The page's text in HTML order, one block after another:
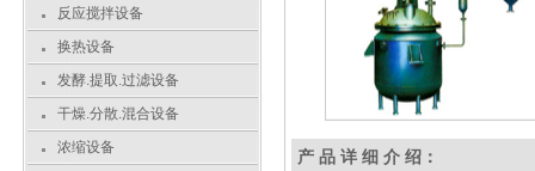
反应搅拌设备
换热设备
发酵.提取.过滤设备
干燥.分散.混合设备
浓缩设备
产 品 详 细 介 绍：